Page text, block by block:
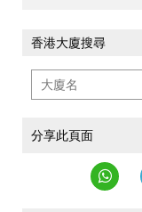
香港大廈搜尋
分享此頁面